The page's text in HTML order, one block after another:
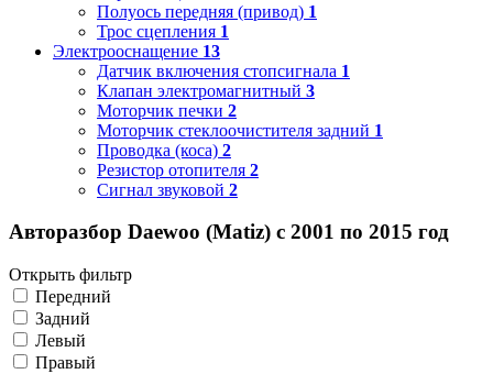
Полуось передняя (привод) 1
Трос сцепления 1
Электрооснащение 13
Датчик включения стопсигнала 1
Клапан электромагнитный 3
Моторчик печки 2
Моторчик стеклоочистителя задний 1
Проводка (коса) 2
Резистор отопителя 2
Сигнал звуковой 2
Авторазбор Daewoo (Matiz) с 2001 по 2015 год
Открыть фильтр
Передний
Задний
Левый
Правый